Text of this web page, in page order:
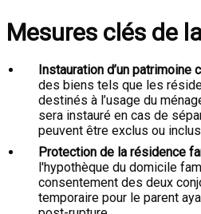
Mesures clés de
Instauration d’un patrimoine
des biens tels que les
destinés à l’usage du
sera instauré en cas de
peuvent être exclus ou
Protection de la résidence
l'hypothèque du domicile
consentement des deux
temporaire pour le parent